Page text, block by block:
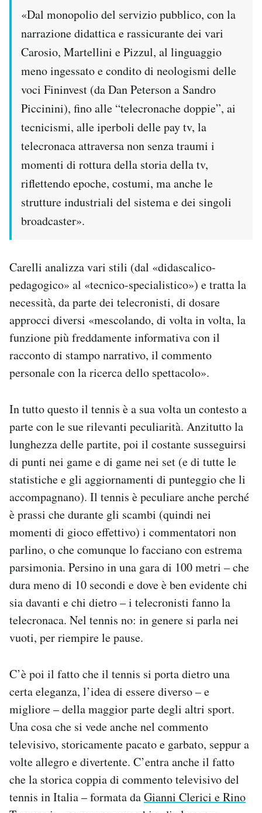
«Dal monopolio del servizio pubblico, con la
narrazione didattica e rassicurante dei vari
Carosio, Martellini e Pizzul, al linguaggio
meno ingessato e condito di neologismi delle
voci Fininvest (da Dan Peterson a Sandro
Piccinini), fino alle “telecronache doppie”, ai
tecnicismi, alle iperboli delle pay tv, la
telecronaca attraversa non senza traumi i
momenti di rottura della storia della tv,
riflettendo epoche, costumi, ma anche le
strutture industriali del sistema e dei singoli
broadcaster».
Carelli analizza vari stili (dal «didascalico-
pedagogico» al «tecnico-specialistico») e tratta la
necessità, da parte dei telecronisti, di dosare
approcci diversi «mescolando, di volta in volta, la
funzione più freddamente informativa con il
racconto di stampo narrativo, il commento
personale con la ricerca dello spettacolo».
In tutto questo il tennis è a sua volta un contesto a
parte con le sue rilevanti peculiarità. Anzitutto la
lunghezza delle partite, poi il costante susseguirsi
di punti nei game e di game nei set (e di tutte le
statistiche e gli aggiornamenti di punteggio che li
accompagnano). Il tennis è peculiare anche perché
è prassi che durante gli scambi (quindi nei
momenti di gioco effettivo) i commentatori non
parlino, o che comunque lo facciano con estrema
parsimonia. Persino in una gara di 100 metri – che
dura meno di 10 secondi e dove è ben evidente chi
sia davanti e chi dietro – i telecronisti fanno la
telecronaca. Nel tennis no: in genere si parla nei
vuoti, per riempire le pause.
C’è poi il fatto che il tennis si porta dietro una
certa eleganza, l’idea di essere diverso – e
migliore – della maggior parte degli altri sport.
Una cosa che si vede anche nel commento
televisivo, storicamente pacato e garbato, seppur a
volte allegro e divertente. C’entra anche il fatto
che la storica coppia di commento televisivo del
tennis in Italia – formata daGianni Clerici e Rino